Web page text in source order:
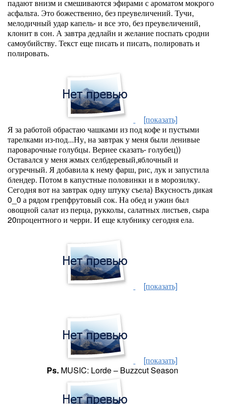
падают внизм и смешиваются эфирами с ароматом мокрого
асфальта. Это божественно, без преувеличений. Тучи,
мелодичный удар капель- и все это, без преувеличений,
клонит в сон. А завтра дедлайн и желание поспать сродни
самоубийству. Текст еще писать и писать, полировать и
полировать.
[показать]
Я за работой обрастаю чашками из под кофе и пустыми
тарелками из-под...Ну, на завтрак у меня были ленивые
пароварочные голубцы. Вернее сказать- голубец))
Оставался у меня жмых селбдеревый,яблочный и
огуречный. Я добавила к нему фарш, рис, лук и запустила
блендер. Потом в капустные половинки и в морозилку.
Сегодня вот на завтрак одну штуку съела) Вкусность дикая
0_0 а рядом грепфрутовый сок. На обед и ужин был
овощной салат из перца, рукколы, салатных листьев, сыра
20процентного и черри. И еще клубнику сегодня ела.
[показать]
[показать]
Ps. MUSIC: Lorde– Buzzcut Season